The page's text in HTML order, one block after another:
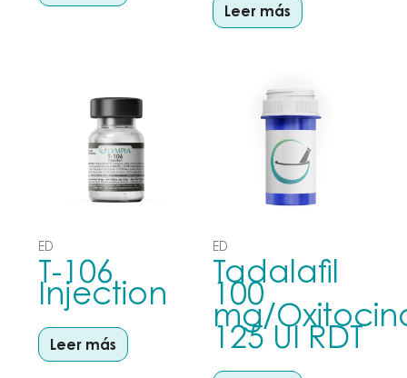
Leer más
ED
T-106
Injection
Leer más
ED
Tadalafil
100
mg/
125 UI RDT